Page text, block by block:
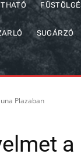
SUGÁRZÓ
Plazaban
a